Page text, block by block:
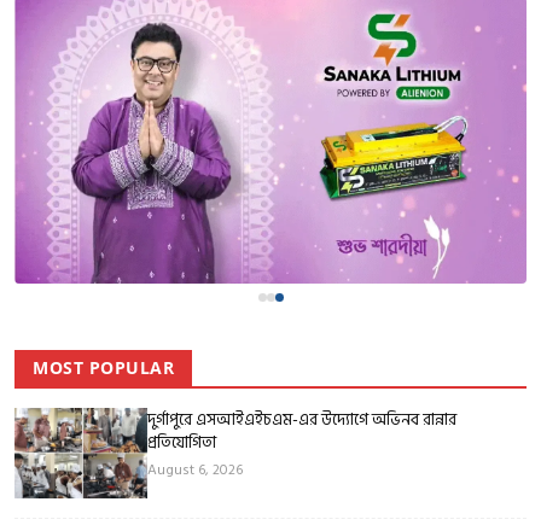
MOST POPULAR
দুর্গাপুরে এসআইএইচএম-এর উদ্যোগে অভিনব রান্নার
প্রতিযোগিতা
August 6, 2026